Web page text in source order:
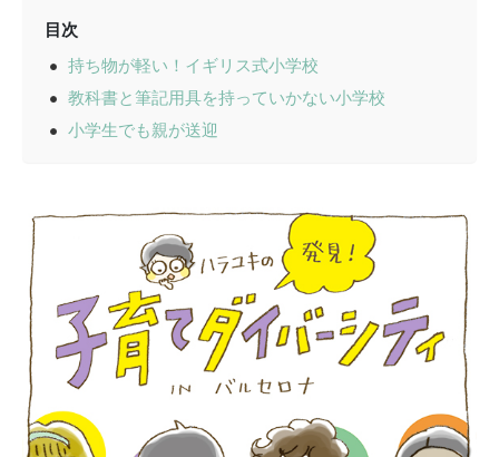
目次
持ち物が軽い！イギリス式小学校
教科書と筆記用具を持っていかない小学校
小学生でも親が送迎